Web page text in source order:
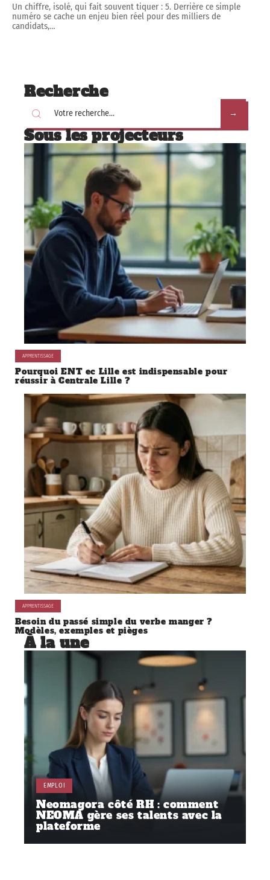
Un chiffre, isolé, qui fait souvent tiquer : 5. Derrière ce simple
numéro se cache un enjeu bien réel pour des milliers de
candidats,…
Recherche
Sous les projecteurs
APPRENTISSAGE
Pourquoi ENT ec Lille est indispensable pour
réussir à Centrale Lille ?
APPRENTISSAGE
Besoin du passé simple du verbe manger ?
Modèles, exemples et pièges
À la une
EMPLOI
Neomagora côté RH : comment
NEOMA gère ses talents avec la
plateforme